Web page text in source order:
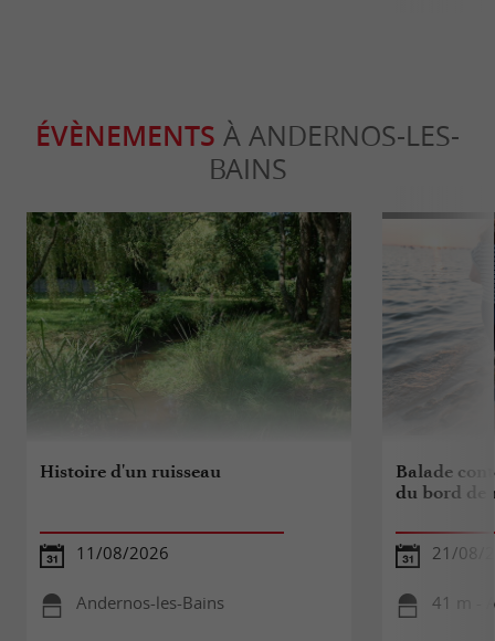
ÉVÈNEMENTS À ANDERNOS-LES-
BAINS
Histoire d'un ruisseau
11/08/2026
Andernos-les-Bains
Balade
du bord de
21/08/
41 m -